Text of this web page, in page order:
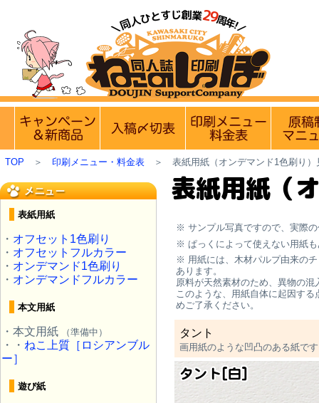
【営業日・休業日のお知らせ】 8月10日(月)は
TOP ＞ 印刷メニュー・料金表＞ 表紙用紙（オンデマンド1色刷り）
表紙用紙
・ オフセット1色刷り
・ オフセットフルカラー
・ オンデマンド1色刷り
・ オンデマンドフルカラー
本文用紙
・本文用紙 （準備中）
・・ ねこ上質［ロシアンブル
ー］
遊び紙
表紙用紙（
※ サンプル写真ですので、実際
※ ぱっくによって使えない用紙
※ 用紙には、木材パルプ由来の
あります。
原料が天然素材のため、異物の
このような、用紙自体に起因す
めご了承ください。
タント
画用紙のような凹凸のある紙で